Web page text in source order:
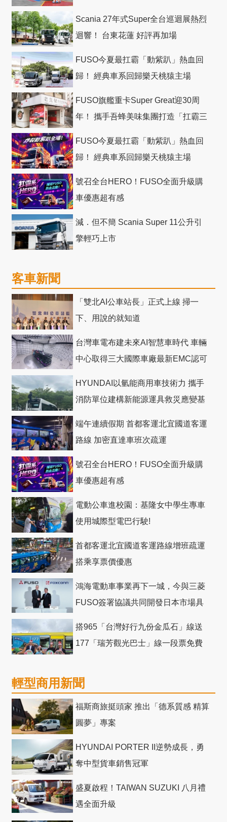
Scania 27年式Super全台巡迴展熱烈
迴響！ 台東花蓮 好評再加場
FUSO今夏最扛霸「動紫趴」熱血回
歸！ 經典車系回歸樂天桃猿主場
FUSO旗艦重卡Super Great迎30周
年！ 攜手吾蜂美味集團打造「扛霸三
FUSO今夏最扛霸「動紫趴」熱血回
歸！ 經典車系回歸樂天桃猿主場
號召全台HERO！FUSO全面升級購
車優惠超有感
減．但不簡 Scania Super 11公升引
擎輕巧上市
客車新聞
「雙北AI公車站長」正式上線 掃一
下、用說的就知道
台灣車電布建未來AI智慧車時代 車輛
中心取得三大國際車廠最新EMC認可
HYUNDAI以氫能商用車技術力 攜手
消防單位建構新能源運具救災應變基
端午連續假期 首都客運北宜國道客運
路線 加密直達車班次疏運
號召全台HERO！FUSO全面升級購
車優惠超有感
電動公車進校園：基隆女中學生專車
使用城際型電巴行駛!
首都客運北宜國道客運路線增班疏運
搭乘享票價優惠
鴻海電動車事業再下一城，今與三菱
FUSO簽署協議共同開發日本市場具
搭965「台灣好行九份金瓜石」線送
177「瑞芳觀光巴士」線一段票免費
輕型商用新聞
福斯商旅挺頭家 推出「德系質感 精算
圓夢」專案
HYUNDAI PORTER II逆勢成長，勇
奪中型貨車銷售冠軍
盛夏啟程！TAIWAN SUZUKI 八月禮
遇全面升級